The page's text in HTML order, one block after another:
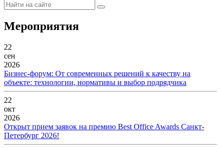
Мероприятия
22
сен
2026
Бизнес-форум: От современных решений к качеству на
объекте: технологии, нормативы и выбор подрядчика
22
окт
2026
Открыт прием заявок на премию Best Office Awards Санкт-
Петербург 2026!